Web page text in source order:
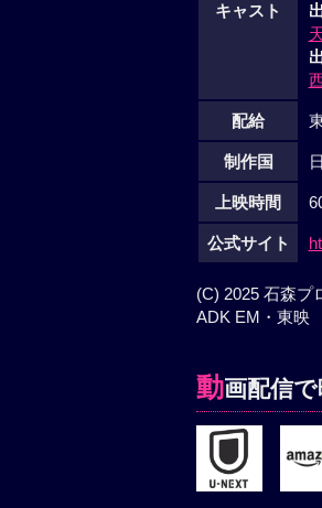
キャスト
配給
制作国
上映時間
公式サイト
(C) 2025 石森プ
ADK EM・東映
動画配信